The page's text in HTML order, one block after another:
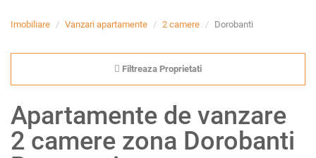
Imobiliare Vanzari apartamente 2 camere Dorobanti
Filtreaza Proprietati
Apartamente de vanzare
2 camere zona Dorobanti
VANZARE
TERENURI DE VANZARE
APARTAMENTE DE
INCHIRIAT